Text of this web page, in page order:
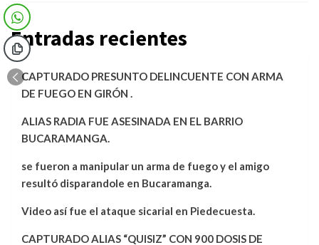
Entradas recientes
CAPTURADO PRESUNTO DELINCUENTE CON ARMA
DE FUEGO EN GIRÓN .
ALIAS RADIA FUE ASESINADA EN EL BARRIO
BUCARAMANGA.
se fueron a manipular un arma de fuego y el amigo
resultó disparandole en Bucaramanga.
Video así fue el ataque sicarial en Piedecuesta.
CAPTURADO ALIAS “QUISIZ” CON 900 DOSIS DE